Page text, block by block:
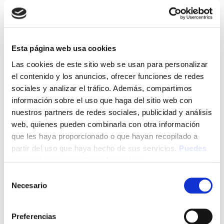
Esta página web usa cookies
Las cookies de este sitio web se usan para personalizar
el contenido y los anuncios, ofrecer funciones de redes
sociales y analizar el tráfico. Además, compartimos
información sobre el uso que haga del sitio web con
nuestros partners de redes sociales, publicidad y análisis
web, quienes pueden combinarla con otra información
que les haya proporcionado o que hayan recopilado a
partir del uso que haya hecho de sus servicios. Puedes
Necesario
Preferencias
Correo electrónico:
(Asturias)
Teléfono: 985.22.86.70
Correo electrónico: dr12@cnoo.es
DELEGACIÓN REGIONAL (Ciudad autónoma de
Melilla)